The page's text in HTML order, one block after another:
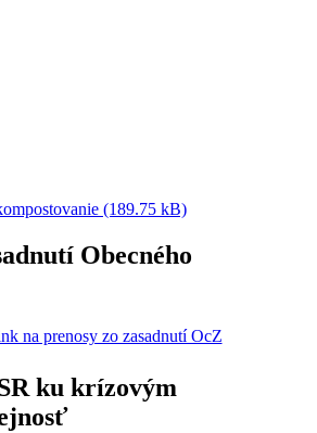
(189.75 kB)
Obecného
na prenosy zo zasadnutí OcZ
ku krízovým